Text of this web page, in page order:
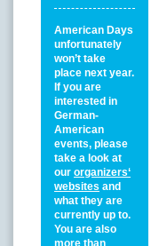
American Days
unfortunately
won’t take
place next year.
If you are
interested in
German-
American
events, please
take a look at
our organizers‘
websites and
what they are
currently up to.
You are also
more than